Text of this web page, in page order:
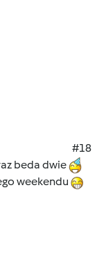
#18
beda dwie
weekendu